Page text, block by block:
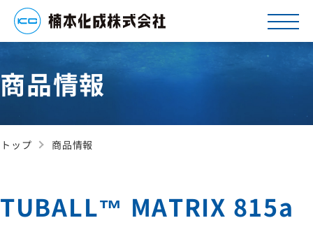
商品情報
トップ 商品情報
TUBALL™ MATRIX 815a